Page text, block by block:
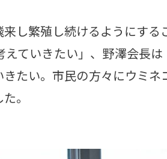
し繁殖し続けるようにする
ていきたい」、野澤会長
たい。市民の方々にウミネ
。